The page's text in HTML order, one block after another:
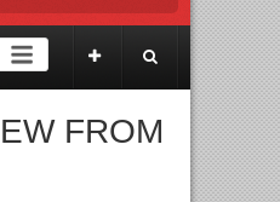
Membuka Took di Ubud, Bali
Sondoro Afan Hadirkan
FROM